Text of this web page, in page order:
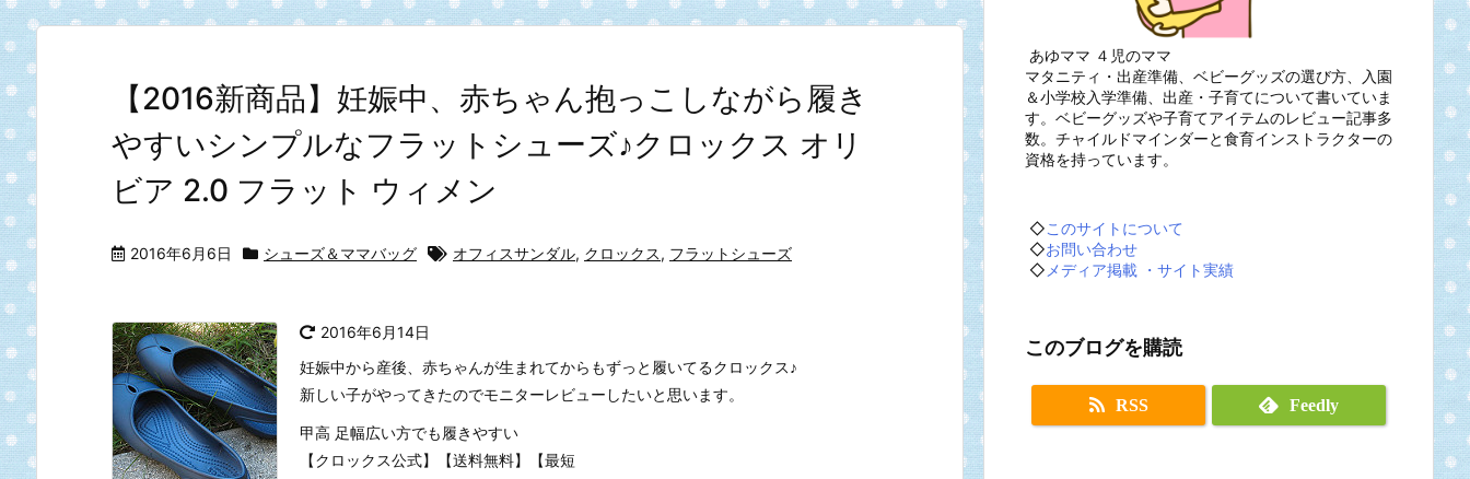
【2016新商品】妊娠中、赤ちゃん抱っこしながら履き
やすいシンプルなフラットシューズ♪クロックス オリ
ビア 2.0 フラット ウィメン
2016年6月6日 シューズ＆ママバッグ オフィスサンダル, クロックス, フラットシューズ
2016年6月14日
妊娠中から産後、赤ちゃんが生まれてからもずっと履いてるクロックス♪
新しい子がやってきたのでモニターレビューしたいと思います。
甲高 足幅広い方でも履きやすい
【クロックス公式】【送料無料】【最短
あゆママ ４児のママ
マタニティ・出産準備、ベビーグッズの選び方、入園
＆小学校入学準備、出産・子育てについて書いていま
す。ベビーグッズや子育てアイテムのレビュー記事多
数。チャイルドマインダーと食育インストラクターの
資格を持っています。
◇このサイトについて
◇お問い合わせ
◇ メディア掲載 ・サイト実績
このブログを購読
RSS Feedly